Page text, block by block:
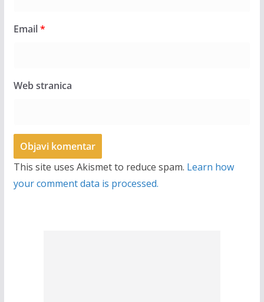
Email*
Web stranica
This site uses Akismet to reduce spam. Learn how
your comment data is processed.